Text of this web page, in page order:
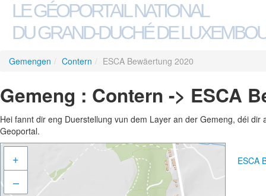
LE GÉOPORTAIL NATIONAL
DU GRAND-DUCHÉ DE
Gemengen / Contern / ESCA Bewäertung 2020
Gemeng : Contern -> ESCA
Hei fannt dir eng Duerstellung vun dem Layer an der Gemeng, déi
Geoportal.
+
–
ESCA